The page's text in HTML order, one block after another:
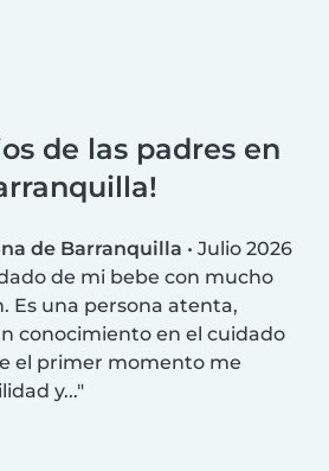
de las padres en
de Barranquilla • Julio 2026
de mi bebe con mucho
Es una persona atenta,
conocimiento en el cuidado
el primer momento me
y...